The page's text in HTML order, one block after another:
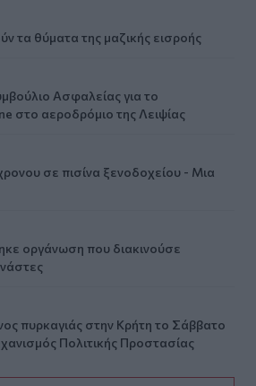
τα θύματα της μαζικής εισροής
Ασφαλείας για το
στο αεροδρόμιο της Λειψίας
σε πισίνα ξενοδοχείου - Μια
οργάνωση που διακινούσε
πυρκαγιάς στην Κρήτη το Σάββατο
Πολιτικής Προστασίας